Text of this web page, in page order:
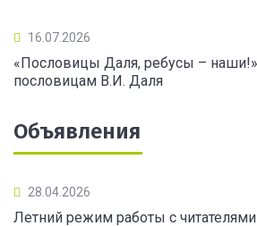
16.07.2026
«Пословицы Даля, ребусы –
пословицам В.И. Даля
Объявления
28.04.2026
Летний режим работы с читателями